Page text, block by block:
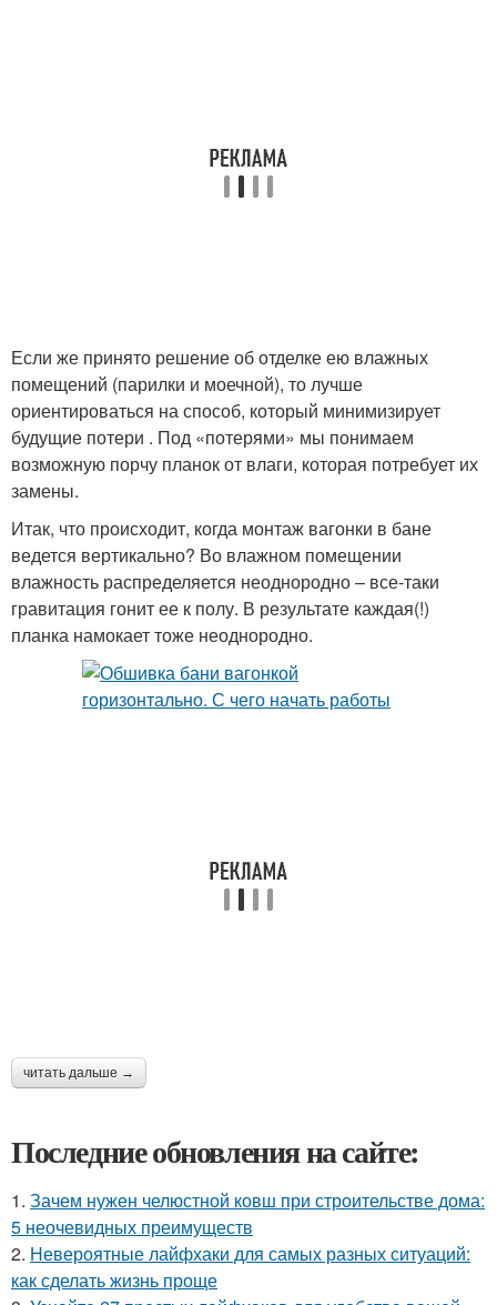
Если же принято решение об отделке ею влажных
помещений (парилки и моечной), то лучше
ориентироваться на способ, который минимизирует
будущие потери . Под «потерями» мы понимаем
возможную порчу планок от влаги, которая потребует их
замены.
Итак, что происходит, когда монтаж вагонки в бане
ведется вертикально? Во влажном помещении
влажность распределяется неоднородно – все-таки
гравитация гонит ее к полу. В результате каждая(!)
планка намокает тоже неоднородно.
читать дальше →
Последние обновления на сайте:
1. Зачем нужен челюстной ковш при строительстве дома:
5 неочевидных преимуществ
2. Невероятные лайфхаки для самых разных ситуаций:
как сделать жизнь проще